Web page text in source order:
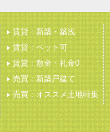
賃貸：新築・築浅
賃貸：ペット可
賃貸：敷金・礼金0
売買：新築戸建て
売買：オススメ土地特集